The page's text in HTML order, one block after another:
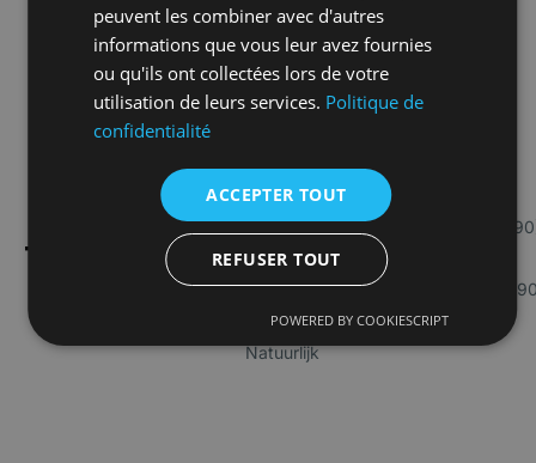
TABLES
ZWARTBRUIN
MUISGRIJSZIJDEGRIJS
(RAL
7044)
VERKEERSWIT
9016)
Gepolijst
Licht
geslepen
raald
Natuurlijk
peuvent les combiner avec d'autres
informations que vous leur avez fournies
ou qu'ils ont collectées lors de votre
utilisation de leurs services. Politique de
confidentialité
ACCEPTER TOUT
REFUSER TOUT
POWERED BY COOKIESCRIPT